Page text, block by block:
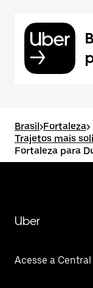
Brasil>Fortaleza>
Trajetos mais
Fortaleza para
Uber
Acesse a